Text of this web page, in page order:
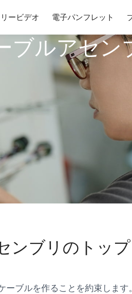
ービデオ 電子パンフレット
ブルアセン
ンブリのトッ
ブルを作ることを約束します